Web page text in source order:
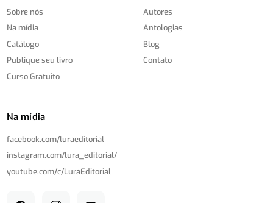
Sobre nós
Na mídia
Catálogo
Publique seu livro
Curso Gratuito
Autores
Antologias
Blog
Contato
Na mídia
facebook.com/luraeditorial
instagram.com/lura_editorial/
youtube.com/c/LuraEditorial